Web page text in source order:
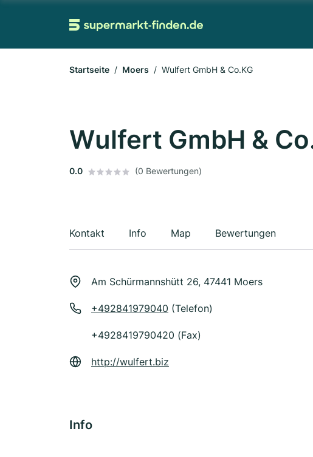
Startseite Moers Wulfert GmbH & Co.KG
Wulfert GmbH &
0.0 (0 Bewertungen)
Kontakt Info Map Bewertungen
Am Schürmannshütt 26, 47441 Moers
+492841979040 (Telefon)
+4928419790420 (Fax)
http://wulfert.biz
Info